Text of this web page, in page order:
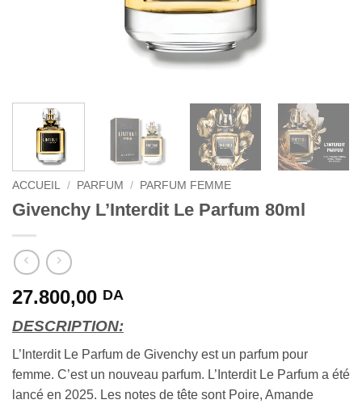
ACCUEIL / PARFUM / PARFUM FEMME
Givenchy L’Interdit Le Parfum 80ml
27.800,00 DA
DESCRIPTION:
L’Interdit Le Parfum de Givenchy est un parfum pour
femme. C’est un nouveau parfum. L’Interdit Le Parfum a été
lancé en 2025. Les notes de tête sont Poire, Amande